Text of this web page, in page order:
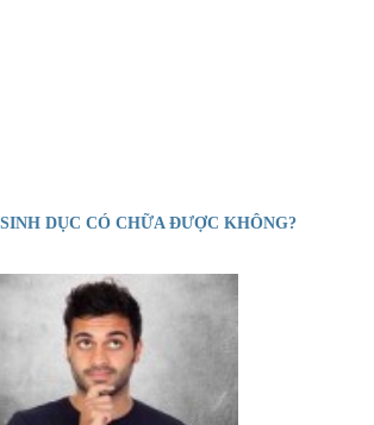
DỤC CÓ CHỮA ĐƯỢC KHÔNG?